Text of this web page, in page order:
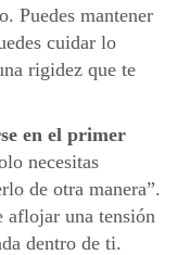
Puedes mantener
cuidar lo
rigidez que te
en el primer
necesitas
de otra manera”.
aflojar una tensión
dentro de ti.